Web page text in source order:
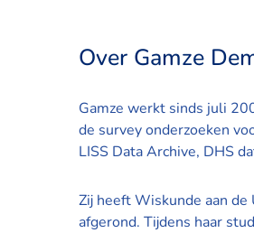
Over Gamze
Gamze werkt sinds juli
de survey onderzoeken
LISS Data Archive, DHS
Zij heeft Wiskunde aan
afgerond. Tijdens haar